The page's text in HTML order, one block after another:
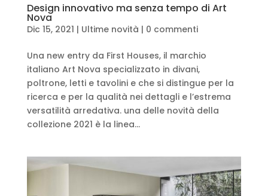
Design innovativo ma senza tempo di Art
Nova
Dic 15, 2021 | Ultime novità | 0 commenti
Una new entry da First Houses, il marchio
italiano Art Nova specializzato in divani,
poltrone, letti e tavolini e che si distingue per la
ricerca e per la qualità nei dettagli e l’estrema
versatilità arredativa. una delle novità della
collezione 2021 è la linea...